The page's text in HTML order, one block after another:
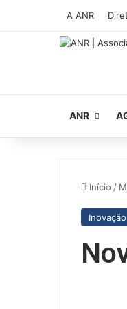
A ANR
ANR
Início /
Inovação